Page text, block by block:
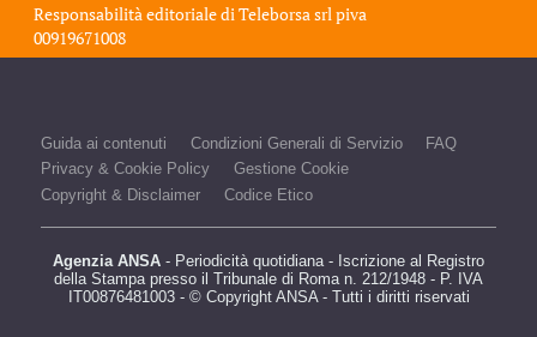
Responsabilità editoriale diTeleborsa srl piva
00919671008
Guida ai contenuti Condizioni Generali di Servizio
FAQ
Privacy & Cookie Policy
Gestione Cookie
Copyright & Disclaimer
Codice Etico
Agenzia ANSA - Periodicità quotidiana - Iscrizione al Registro
della Stampa presso il Tribunale di Roma n. 212/1948 - P. IVA
IT00876481003 - © Copyright ANSA - Tutti i diritti riservati